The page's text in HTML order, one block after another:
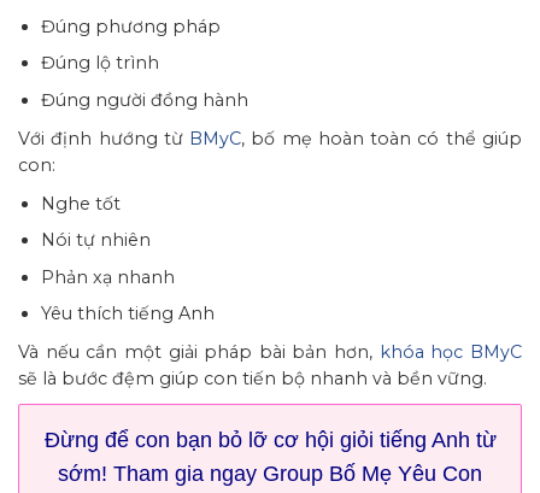
Đúng phương pháp
Đúng lộ trình
Đúng người đồng hành
Với định hướng từBMyC, bố mẹ hoàn toàn có thể giúp
con:
Nghe tốt
Nói tự nhiên
Phản xạ nhanh
Yêu thích tiếng Anh
Và nếu cần một giải pháp bài bản hơn, khóa học BMyC
sẽ là bước đệm giúp con tiến bộ nhanh và bền vững.
Đừng để con bạn bỏ lỡ cơ hội giỏi tiếng Anh từ
sớm! Tham gia ngay Group Bố Mẹ Yêu Con